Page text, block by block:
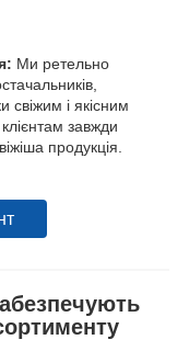
Ми ретельно
свіжим і якісним
завжди
продукція.